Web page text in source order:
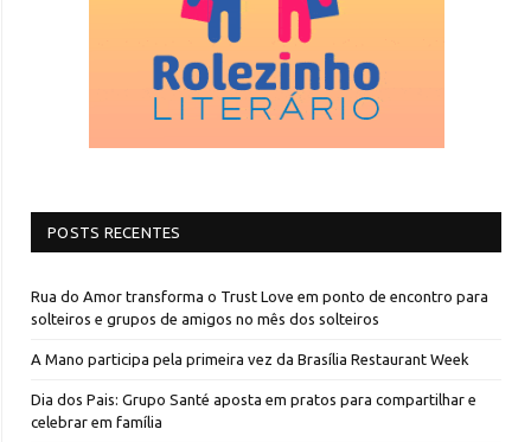
POSTS RECENTES
Rua do Amor transforma o Trust Love em ponto de encontro para
solteiros e grupos de amigos no mês dos solteiros
A Mano participa pela primeira vez da Brasília Restaurant Week
Dia dos Pais: Grupo Santé aposta em pratos para compartilhar e
celebrar em família